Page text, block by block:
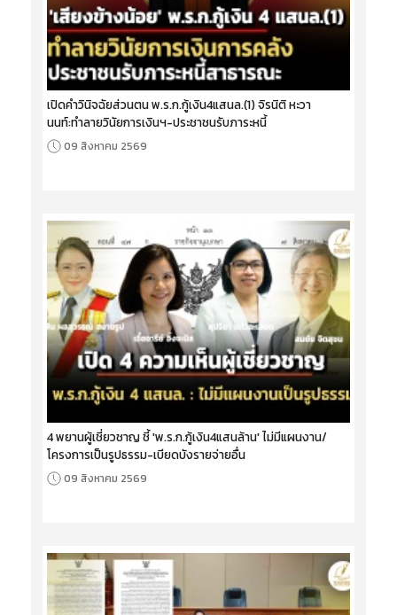
เปิดคำวินิจฉัยส่วนตน พ.ร.ก.กู้เงิน4แสนล.(1) จิรนิติ หะวา
นนท์:ทำลายวินัยการเงินฯ-ประชาชนรับภาระหนี้
09 สิงหาคม 2569
4 พยานผู้เชี่ยวชาญ ชี้ 'พ.ร.ก.กู้เงิน4แสนล้าน' ไม่มีแผนงาน/
โครงการเป็นรูปธรรม-เบียดบังรายจ่ายอื่น
09 สิงหาคม 2569